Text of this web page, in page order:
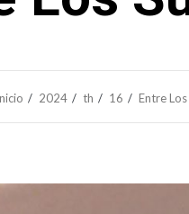
2024 th 16 Entre